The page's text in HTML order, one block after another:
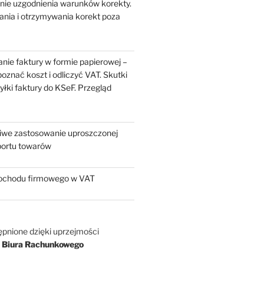
uzgodnienia warunków korekty.
i otrzymywania korekt poza
faktury w formie papierowej –
koszt i odliczyć VAT. Skutki
faktury do KSeF. Przegląd
zastosowanie uproszczonej
towarów
firmowego w VAT
dzięki uprzejmości
Rachunkowego